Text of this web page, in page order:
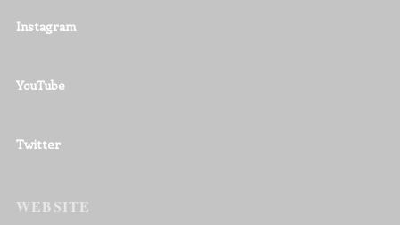
Instagram
YouTube
Twitter
WEBSITE